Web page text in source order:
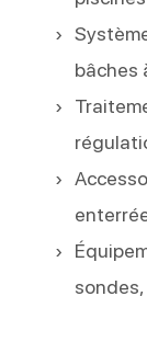
bâches